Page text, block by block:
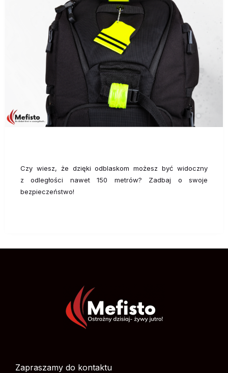
Czy wiesz, że dzięki odblaskom możesz być widoczny
z odległości nawet 150 metrów? Zadbaj o swoje
bezpieczeństwo!
Zapraszamy do kontaktu